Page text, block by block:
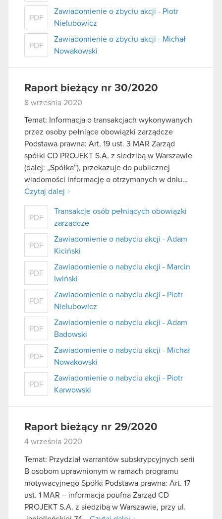
PDF
Zawiadomienie o zbyciu akcji - Piotr
Nielubowicz
PDF
Zawiadomienie o zbyciu akcji - Michał
Nowakowski
Raport bieżący nr 30/2020
8 września 2020
Temat: Informacja o transakcjach wykonywanych
przez osoby pełniące obowiązki zarządcze
Podstawa prawna: Art. 19 ust. 3 MAR Zarząd
spółki CD PROJEKT S.A. z siedzibą w Warszawie
(dalej: „Spółka”), przekazuje do publicznej
wiadomości informację o otrzymanych w dniu…
Czytaj dalej
PDF
Transakcje osób pełniących obowiązki
zarządcze
PDF
Zawiadomienie o nabyciu akcji - Adam
Kiciński
PDF
Zawiadomienie o nabyciu akcji - Marcin
Iwiński
PDF
Zawiadomienie o nabyciu akcji - Piotr
Nielubowicz
PDF
Zawiadomienie o nabyciu akcji - Adam
Badowski
PDF
Zawiadomienie o nabyciu akcji - Michał
Nowakowski
PDF
Zawiadomienie o nabyciu akcji - Piotr
Karwowski
Raport bieżący nr 29/2020
4 września 2020
Temat: Przydział warrantów subskrypcyjnych serii
B osobom uprawnionym w ramach programu
motywacyjnego Spółki Podstawa prawna: Art. 17
ust. 1 MAR – informacja poufna Zarząd CD
PROJEKT S.A. z siedzibą w Warszawie, przy ul.